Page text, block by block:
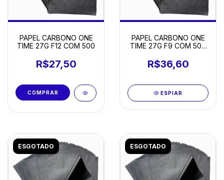
PAPEL CARBONO ONE
TIME 27G F12 COM 500
R$27,50
PAPEL CARBONO ONE
TIME 27G F9 COM 500
R$36,60
ESPIAR
ESGOTADO ESGOTADO